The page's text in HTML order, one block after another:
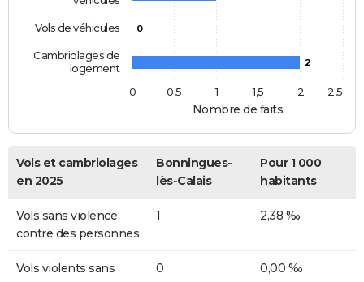
Nombre de faits
0
2
Vols de véhicules
Cambriolages de
logement
0
0,5 1 1,5 2 2,5
Vols et cambriolages
en 2025
Bonningues-
lès-Calais
Pour 1 000
habitants
Vols sans violence
contre des personnes
1 2,38 ‰
Vols violents sans
0 0,00 ‰